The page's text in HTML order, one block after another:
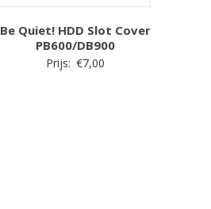
Be Quiet! HDD Slot Cover
PB600/DB900
Prijs: €7,00